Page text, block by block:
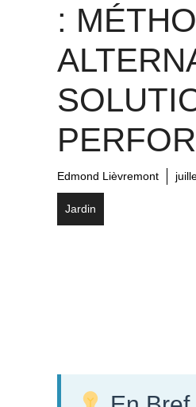
:
Edmond Lièvremont
Jardin